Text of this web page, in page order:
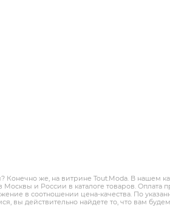
Конечно же, на витрине Tout.Modа. В нашем
и России в каталоге товаров. Оплата
в соотношении цена-качества. По
вы действительно найдете то, что вам